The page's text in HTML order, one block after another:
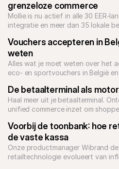
grenzeloze commerce
Mollie is nu actief in alle 30 EER-
integratie en meer dan 35 lokale
Vouchers accepteren in
weten
Alles wat je moet weten over het
eco- en sportvouchers in België
De betaalterminal als
Haal meer uit je betaalterminal.
unified commerce inzet om
Voorbij de toonbank: hoe
de vaste kassa
Onze productmanager Wibrand
retailtechnologie evolueert van